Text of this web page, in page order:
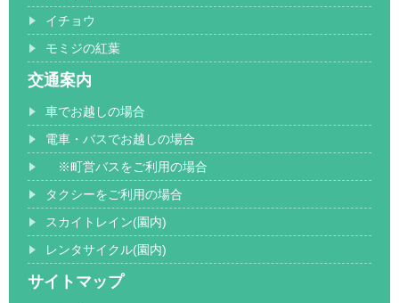
イチョウ
モミジの紅葉
交通案内
車でお越しの場合
電車・バスでお越しの場合
※町営バスをご利用の場合
タクシーをご利用の場合
スカイトレイン(園内)
レンタサイクル(園内)
サイトマップ